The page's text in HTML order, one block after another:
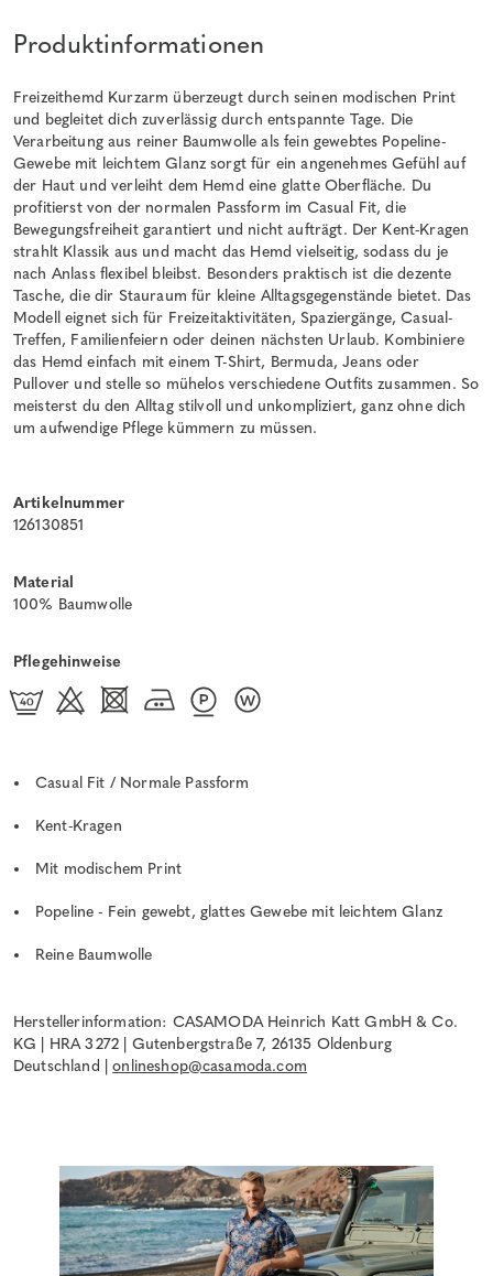
Produktinformationen
Freizeithemd Kurzarm überzeugt durch seinen modischen Print
und begleitet dich zuverlässig durch entspannte Tage. Die
Verarbeitung aus reiner Baumwolle als fein gewebtes Popeline-
Gewebe mit leichtem Glanz sorgt für ein angenehmes Gefühl auf
der Haut und verleiht dem Hemd eine glatte Oberfläche. Du
profitierst von der normalen Passform im Casual Fit, die
Bewegungsfreiheit garantiert und nicht aufträgt. Der Kent-Kragen
strahlt Klassik aus und macht das Hemd vielseitig, sodass du je
nach Anlass flexibel bleibst. Besonders praktisch ist die dezente
Tasche, die dir Stauraum für kleine Alltagsgegenstände bietet. Das
Modell eignet sich für Freizeitaktivitäten, Spaziergänge, Casual-
Treffen, Familienfeiern oder deinen nächsten Urlaub. Kombiniere
das Hemd einfach mit einem T-Shirt, Bermuda, Jeans oder
Pullover und stelle so mühelos verschiedene Outfits zusammen. So
meisterst du den Alltag stilvoll und unkompliziert, ganz ohne dich
um aufwendige Pflege kümmern zu müssen.
Artikelnummer
126130851
Material
100% Baumwolle
Pflegehinweise
Casual Fit / Normale Passform
Kent-Kragen
Mit modischem Print
Popeline - Fein gewebt, glattes Gewebe mit leichtem Glanz
Reine Baumwolle
Herstellerinformation: CASAMODA Heinrich Katt GmbH & Co.
KG | HRA 3272 | Gutenbergstraße 7, 26135 Oldenburg
Deutschland |onlineshop@casamoda.com